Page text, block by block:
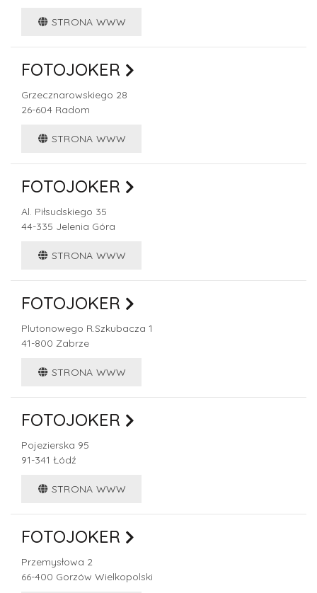
STRONA WWW
FOTOJOKER
Grzecznarowskiego 28
26-604 Radom
STRONA WWW
FOTOJOKER
Al. Piłsudskiego 35
44-335 Jelenia Góra
STRONA WWW
FOTOJOKER
Plutonowego R.Szkubacza 1
41-800 Zabrze
STRONA WWW
FOTOJOKER
Pojezierska 95
91-341 Łódź
STRONA WWW
FOTOJOKER
Przemysłowa 2
66-400 Gorzów Wielkopolski